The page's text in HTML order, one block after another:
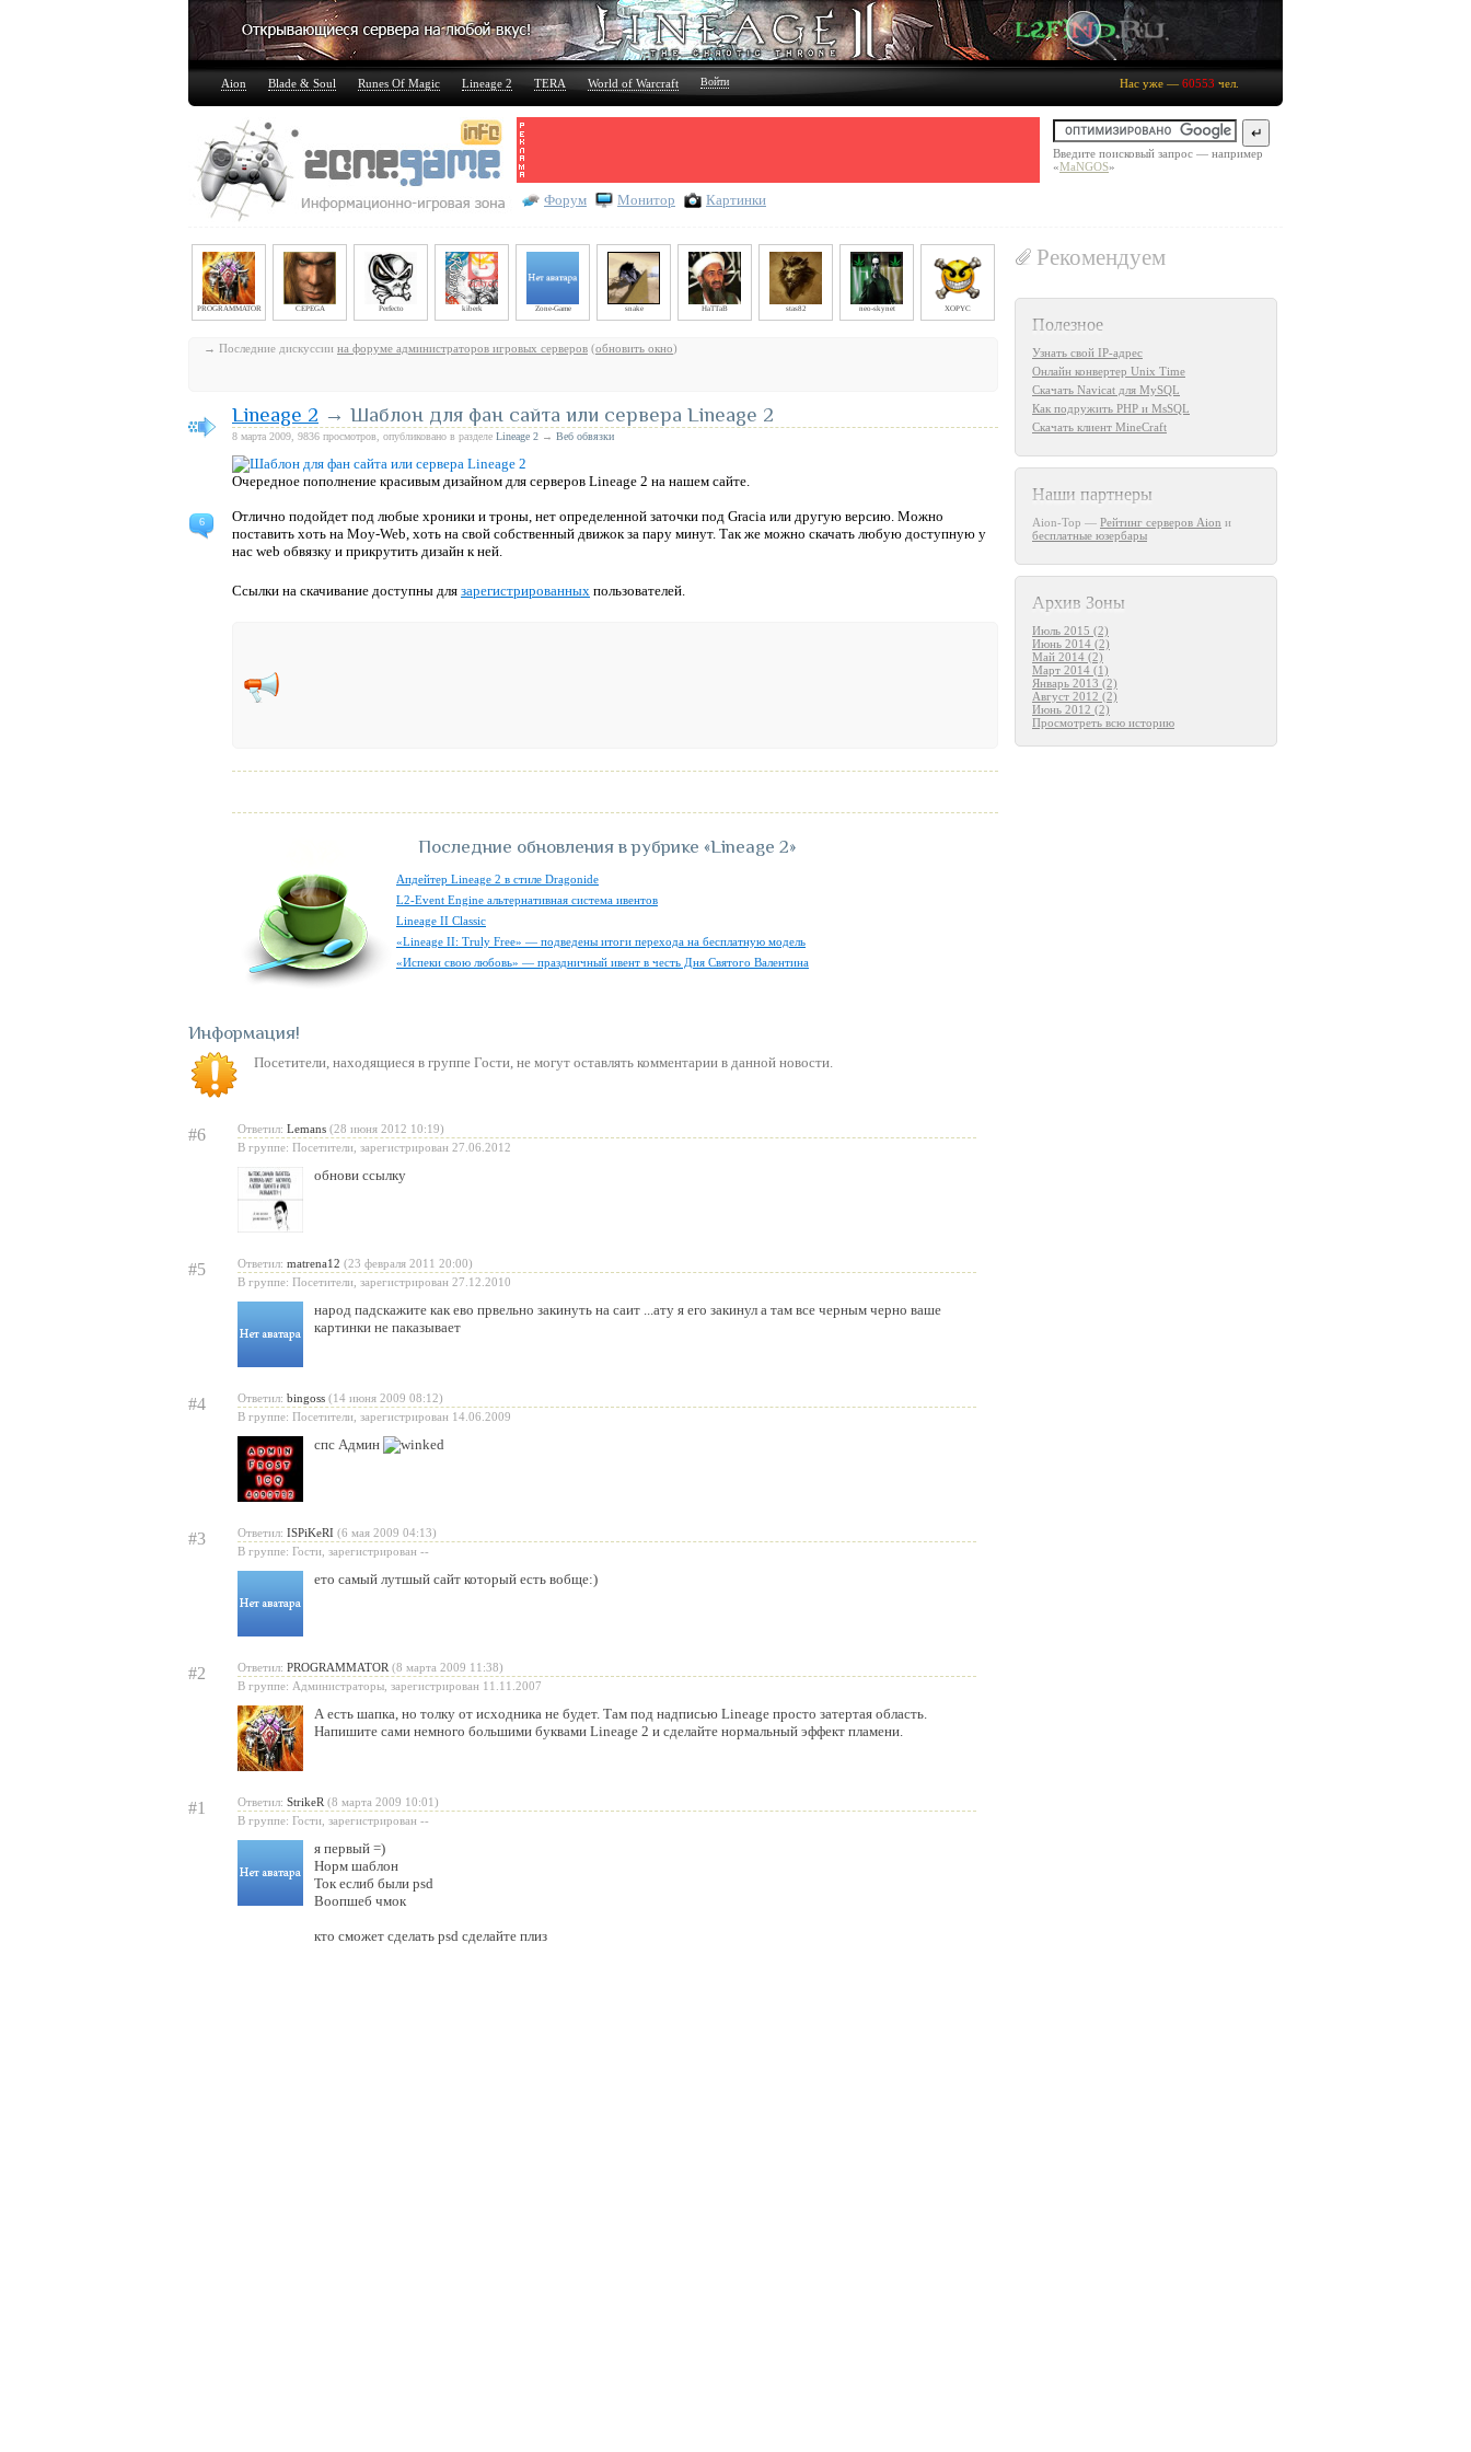
Aion Blade & Soul Runes Of Magic Lineage 2 TERA World of Warcraft Войти Нас уже — 60553 чел.
Введите поисковый запрос — например
«MaNGOS»
Форум Монитор Картинки
PROGRAMMATOR CEPEGA Perfecto kiberk Zone-Game snake HaTTaB stas82 neo-skynet XOPYC
→ Последние дискуссии на форуме администраторов игровых серверов (обновить окно)
6
Lineage 2 → Шаблон для фан сайта или сервера Lineage 2
8 марта 2009, 9836 просмотров, опубликовано в разделе Lineage 2 → Веб обвязки
Очередное пополнение красивым дизайном для серверов Lineage 2 на нашем сайте.
Отлично подойдет под любые хроники и троны, нет определенной заточки под Gracia или другую версию. Можно
поставить хоть на Moy-Web, хоть на свой собственный движок за пару минут. Так же можно скачать любую доступную у
нас web обвязку и прикрутить дизайн к ней.
Ссылки на скачивание доступны для зарегистрированных пользователей.
Последние обновления в рубрике «Lineage 2»
Апдейтер Lineage 2 в стиле Dragonide
L2-Event Engine альтернативная система ивентов
Lineage II Classic
«Lineage II: Truly Free» — подведены итоги перехода на бесплатную модель
«Испеки свою любовь» — праздничный ивент в честь Дня Святого Валентина
Информация
Посетители, находящиеся в группе Гости, не могут оставлять комментарии в данной новости.
#6 Ответил: Lemans (28 июня 2012 10:19)
В группе: Посетители, зарегистрирован 27.06.2012
обнови ссылку
#5 Ответил: matrena12 (23 февраля 2011 20:00)
В группе: Посетители, зарегистрирован 27.12.2010
народ падскажите как ево првельно закинуть на саит ...ату я его закинул а там все черным черно ваше
картинки не паказывает
#4 Ответил: bingoss (14 июня 2009 08:12)
В группе: Посетители, зарегистрирован 14.06.2009
спс Админ
#3 Ответил: ISPiKeRI (6 мая 2009 04:13)
В группе: Гости, зарегистрирован --
ето самый лутшый сайт который есть вобще:)
#2 Ответил: PROGRAMMATOR (8 марта 2009 11:38)
В группе: Администраторы, зарегистрирован 11.11.2007
А есть шапка, но толку от исходника не будет. Там под надписью Lineage просто затертая область.
Напишите сами немного большими буквами Lineage 2 и сделайте нормальный эффект пламени.
#1 Ответил: StrikeR (8 марта 2009 10:01)
В группе: Гости, зарегистрирован --
я первый =)
Норм шаблон
Ток еслиб были psd
Воопшеб чмок
кто сможет сделать psd сделайте плиз
Рекомендуем
Полезное
Узнать свой IP-адрес
Онлайн конвертер Unix Time
Скачать Navicat для MySQL
Как подружить PHP и MsSQL
Скачать клиент MineCraft
Наши партнеры
Aion-Top — Рейтинг серверов Aion и
бесплатные юзербары
Архив Зоны
Июль 2015 (2)
Июнь 2014 (2)
Май 2014 (2)
Март 2014 (1)
Январь 2013 (2)
Август 2012 (2)
Июнь 2012 (2)
Просмотреть всю историю